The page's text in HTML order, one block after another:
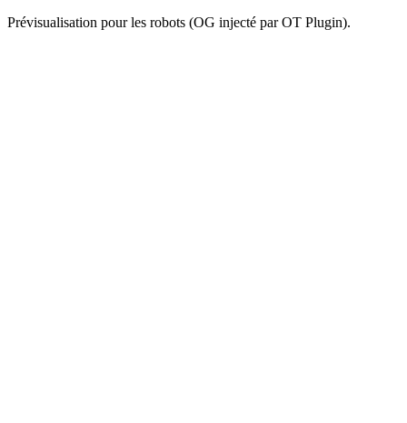
Prévisualisation pour les robots (OG injecté par OT Plugin).